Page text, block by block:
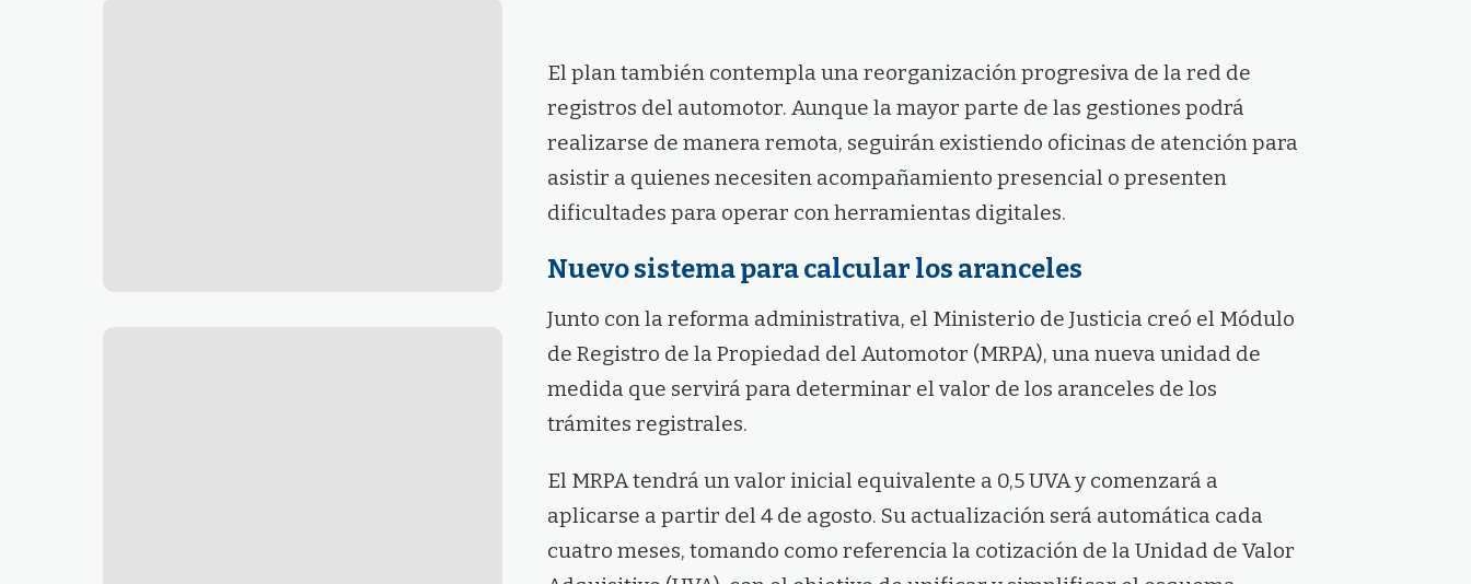
El plan también contempla una reorganización progresiva de la red de
registros del automotor. Aunque la mayor parte de las gestiones podrá
realizarse de manera remota, seguirán existiendo oficinas de atención para
asistir a quienes necesiten acompañamiento presencial o presenten
dificultades para operar con herramientas digitales.
Nuevo sistema para calcular los aranceles
Junto con la reforma administrativa, el Ministerio de Justicia creó el Módulo
de Registro de la Propiedad del Automotor (MRPA), una nueva unidad de
medida que servirá para determinar el valor de los aranceles de los
trámites registrales.
El MRPA tendrá un valor inicial equivalente a 0,5 UVA y comenzará a
aplicarse a partir del 4 de agosto. Su actualización será automática cada
cuatro meses, tomando como referencia la cotización de la Unidad de Valor